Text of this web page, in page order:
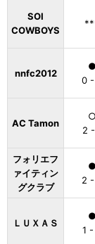
SOI
COWBOYS
nnfc2012
●
0
AC Tamon
○
2
フォリエフ
ァイティン
グクラブ
●
2
ＬＵＸＡＳ
●
1